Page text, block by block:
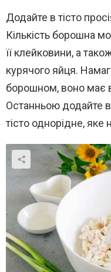
Додайте в тісто
Кількість борошна
її клейковини, а
курячого яйця.
борошном, воно має
Останньою додайте в
тісто однорідне,